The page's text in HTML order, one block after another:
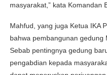
masyarakat,” kata Komandan
Mahfud, yang juga Ketua IKA
bahwa pembangunan gedung
Sebab pentingnya gedung
pengabdian kepada